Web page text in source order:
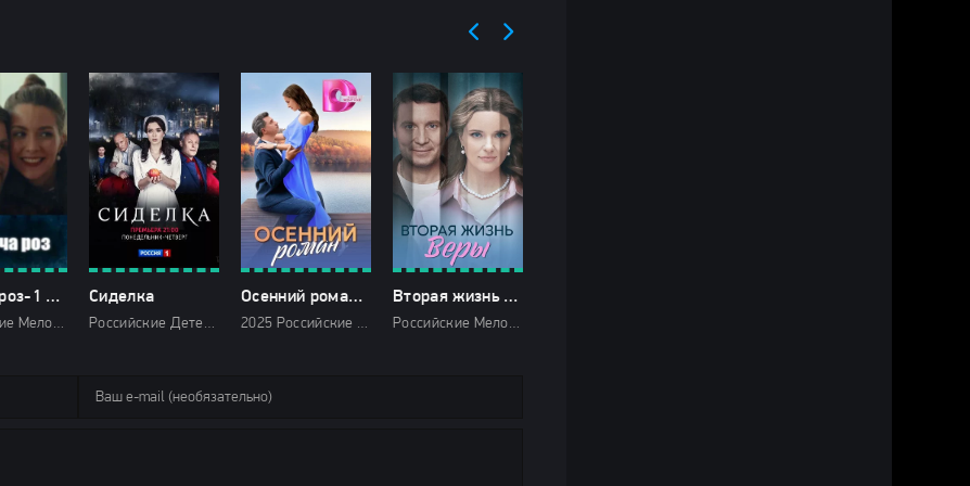
Тысяча роз-1 сезон (2025)
Российские Мелодрамы 2025 Россия 1 мини-сериалы HD
Сиделка
Российские Детектив Мелодрамы Триллеры 2018 Россия 1
Осенний роман (2025)
2025 Российские Мелодрамы Домашний мини-сериалы HD
Вторая жизнь Веры 2025
Российские Мелодрамы 2025 Фильмы 2025 Домашний мини-сериалы HD